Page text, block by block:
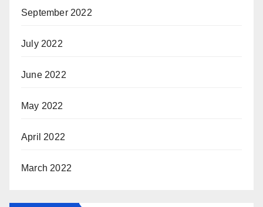
September 2022
July 2022
June 2022
May 2022
April 2022
March 2022